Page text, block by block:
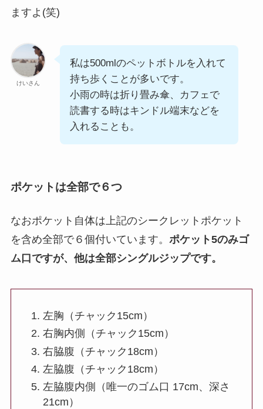
ますよ(笑)
けいさん
私は500mlのペットボトルを入れて
持ち歩くことが多いです。
小雨の時は折り畳み傘、カフェで
読書する時はキンドル端末などを
入れることも。
ポケットは全部で６つ
なおポケット自体は上記のシークレットポケット
を含め全部で６個付いています。 ポケット5のみゴ
ム口ですが、他は全部シングルジップです。
左胸（チャック15cm）
右胸内側（チャック15cm）
右脇腹（チャック18cm）
左脇腹（チャック18cm）
左脇腹内側（唯一のゴム口 17cm、深さ
21cm）